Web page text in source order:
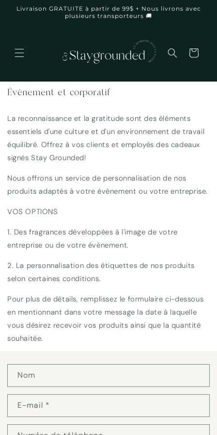
passer
Livraison GRATUITE à partir de 99$ + Nous livrons avec
plusieurs transporteurs 🚚
Panier
Évènement et corporatif
La reconnaissance et la gratitude sont des éléments
essentiels d'une culture et d'un environnement de travail
équilibré. Offrez à vos clients et employés des cadeaux
signés Stay Grounded!
Nous offrons un service de personnalisation de nos
produits adaptés à votre évènement ou votre entreprise.
VOS OPTIONS
1. Des fragrances développées à l'image de votre
entreprise ou de votre évènement.
2. La personnalisation des étiquettes de nos produits
selon certaines conditions.
Pour plus de détails, remplissez le formulaire ci-dessous
en mentionnant dans votre message la date à laquelle
vous désirez recevoir vos produits ainsi que la quantité
souhaitée.
F
r
l
Nom
E-mail *